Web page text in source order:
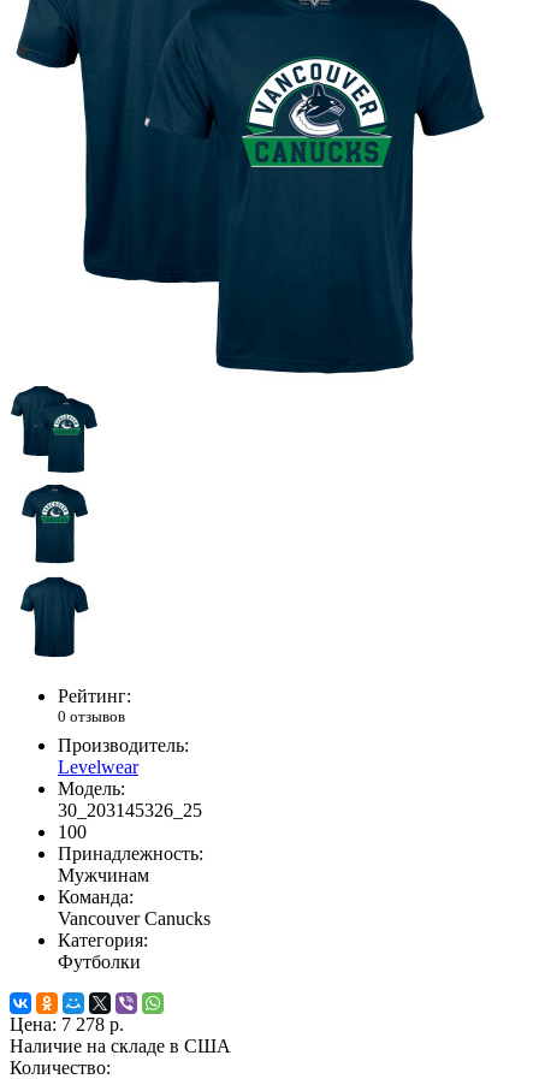
Рейтинг:
0 отзывов
Производитель:
Levelwear
Модель:
30_203145326_25
100
Принадлежность:
Мужчинам
Команда:
Vancouver Canucks
Категория:
Футболки
Цена: 7 278 р.
Наличие на складе в США
Количество: